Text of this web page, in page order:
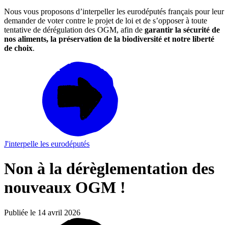
Nous vous proposons d’interpeller les eurodéputés français pour leur
demander de voter contre le projet de loi et de s’opposer à toute
tentative de dérégulation des OGM, afin de garantir la sécurité de
nos aliments, la préservation de la biodiversité et notre liberté
de choix.
J'interpelle les eurodéputés
Non à la dérèglementation des
nouveaux OGM !
Publiée le 14 avril 2026